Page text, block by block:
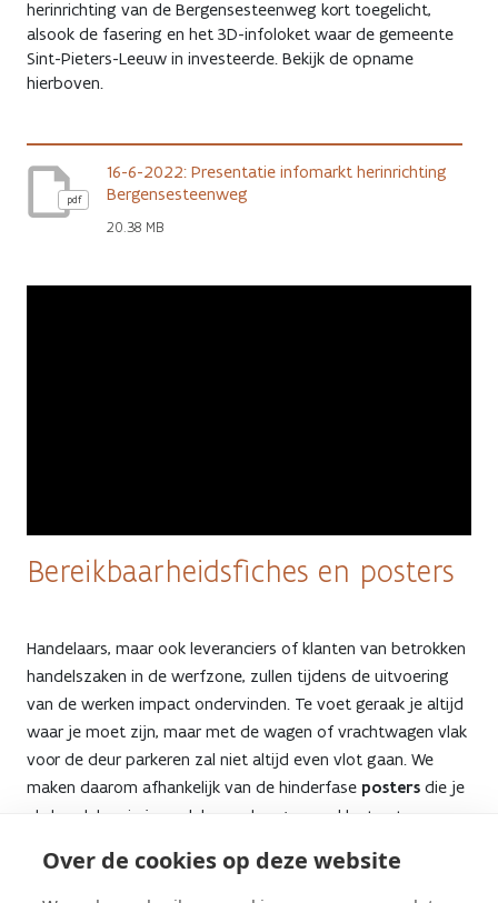
Over de cookies op deze website
herinrichting van de Bergensesteenweg kort toegelicht,
alsook de fasering en het 3D-infoloket waar de gemeente
Sint-Pieters-Leeuw in investeerde. Bekijk de opname
hierboven.
pdf
16-6-2022: Presentatie infomarkt herinrichting
Bergensesteenweg
20.38 MB
Bereikbaarheidsfiches en posters
Handelaars, maar ook leveranciers of klanten van betrokken
handelszaken in de werfzone, zullen tijdens de uitvoering
van de werken impact ondervinden. Te voet geraak je altijd
waar je moet zijn, maar met de wagen of vrachtwagen vlak
voor de deur parkeren zal niet altijd even vlot gaan. We
maken daarom afhankelijk van de hinderfase posters die je
als handelaar in je zaak kan ophangen om klanten te
leveranciers te verspreiden. Ben je een handelaar langs de